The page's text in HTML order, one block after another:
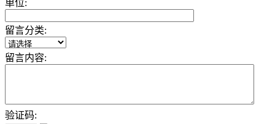
单位:
留言分类:
留言内容:
验证码: